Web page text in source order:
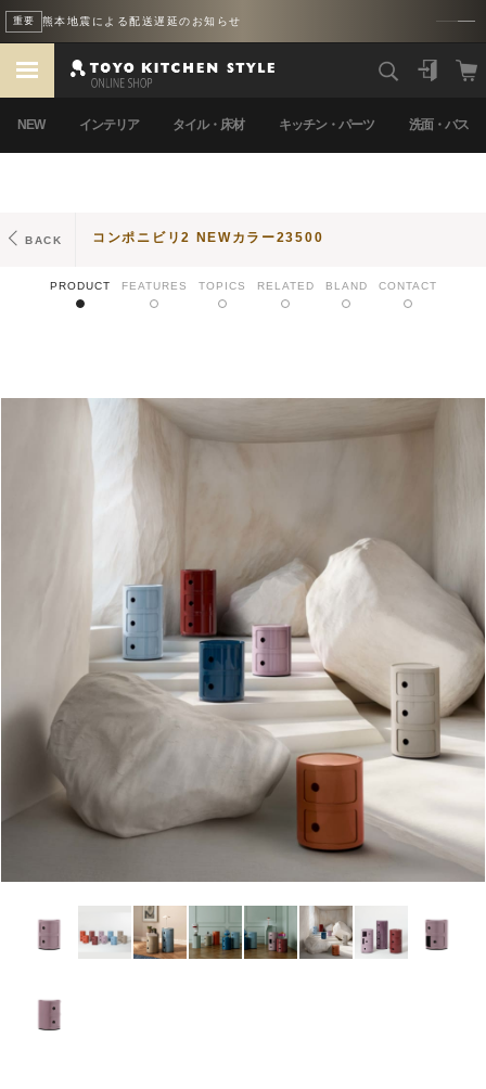
重要 熊本地震による配送遅延のお知らせ
NEW インテリア タイル・床材 キッチン・パーツ 洗面・バス
BACK コンポニビリ2 NEWカラー23500
PRODUCT FEATURES TOPICS RELATED BLAND CONTACT